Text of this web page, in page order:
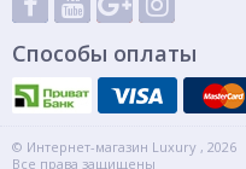
Способы оплаты
© Интернет-магазин Luxury , 2026
Все права защищены